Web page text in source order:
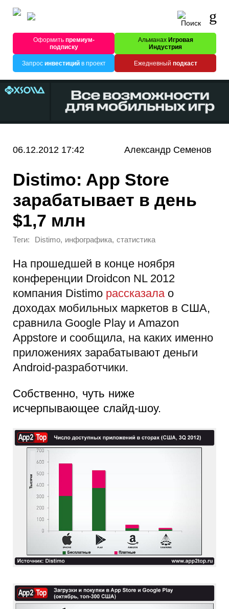
Оформитьпремиум-
подписку
Альманах Игровая
Индустрия
Запрос инвестицийв проект Ежедневный подкаст
06.12.2012 17:42 Александр Семенов
Distimo: App Store
зарабатывает в день
$1,7 млн
Теги: Distimo, инфографика, статистика
На прошедшей в конце ноября
конференции Droidcon NL 2012
компания Distimo рассказала о
доходах мобильных маркетов в США,
сравнила Google Play и Amazon
Appstore и сообщила, на каких именно
приложениях зарабатывают деньги
Android-разработчики.
Собственно, чуть ниже
исчерпывающее слайд-шоу.